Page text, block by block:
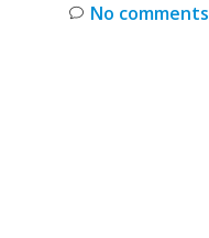
No comments